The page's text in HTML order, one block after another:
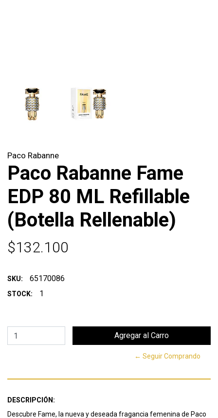
Paco Rabanne
Paco Rabanne Fame
EDP 80 ML Refillable
(Botella Rellenable)
$132.100
SKU: 65170086
STOCK: 1
← Seguir Comprando
DESCRIPCIÓN:
Descubre Fame, la nueva y deseada fragancia femenina de Paco